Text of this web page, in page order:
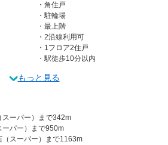
角住戸
駐輪場
最上階
2沿線利用可
1フロア2住戸
駅徒歩10分以内
もっと見る
スーパー）まで342m
ーパー）まで950m
（スーパー）まで1163m